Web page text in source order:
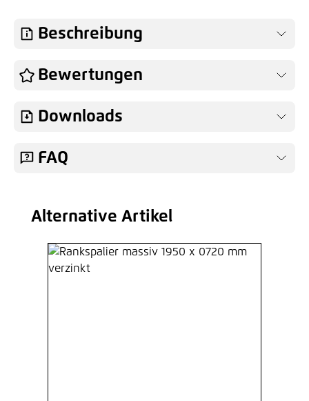
Beschreibung
Bewertungen
Downloads
FAQ
Produktgalerie überspringen
Alternative Artikel